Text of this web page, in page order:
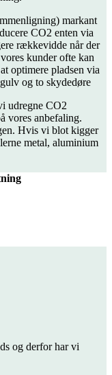
markant
CO2 enten via
rækkevidde når der
kunder ofte kan
optimere pladsen via
og to skydedøre
udregne CO2
vores anbefaling.
Hvis vi blot kigger
metal, aluminium
og derfor har vi